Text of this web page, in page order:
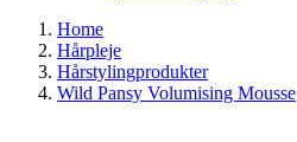
Home
Hårpleje
Hårstylingprodukter
Wild Pansy Volumising Mousse